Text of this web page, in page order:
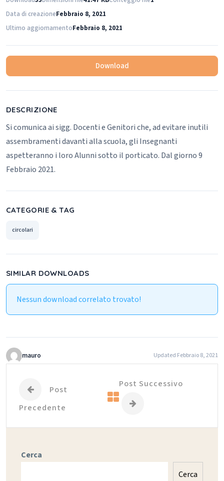
Data di creazioneFebbraio 8, 2021
Ultimo aggiornamentoFebbraio 8, 2021
Download
DESCRIZIONE
Si comunica ai sigg. Docenti e Genitori che, ad evitare inutili
assembramenti davanti alla scuola, gli Insegnanti
aspetteranno i loro Alunni sotto il porticato. Dal giorno 9
Febbraio 2021.
CATEGORIE & TAG
circolari
SIMILAR DOWNLOADS
Nessun download correlato trovato!
mauro Updated Febbraio 8, 2021
Post
Precedente
Post Successivo
Cerca
Cerca